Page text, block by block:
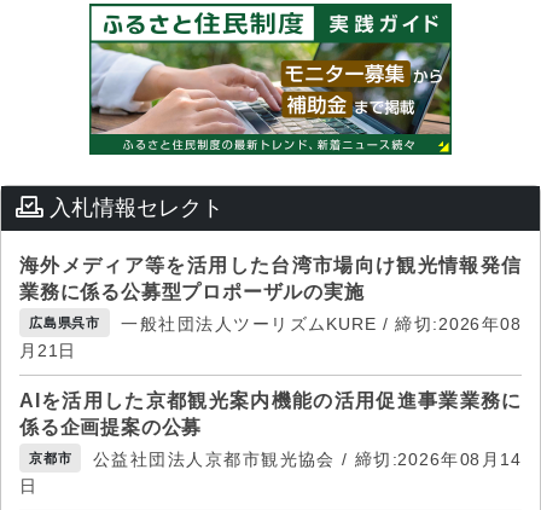
入札情報セレクト
海外メディア等を活用した台湾市場向け観光情報発信
業務に係る公募型プロポーザルの実施
広島県呉市
一般社団法人ツーリズムKURE / 締切:2026年08
月21日
AIを活用した京都観光案内機能の活用促進事業業務に
係る企画提案の公募
京都市
公益社団法人京都市観光協会 / 締切:2026年08月14
日